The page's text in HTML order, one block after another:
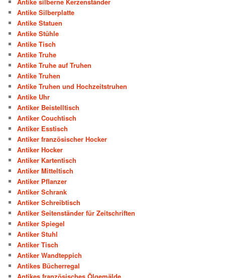
Antike Silberplatte
Antike Statuen
Antike Stühle
Antike Tisch
Antike Truhe
Antike Truhe auf Truhen
Antike Truhen
Antike Truhen und Hochzeitstruhen
Antike Uhr
Antiker Beistelltisch
Antiker Couchtisch
Antiker Esstisch
Antiker französischer Hocker
Antiker Hocker
Antiker Kartentisch
Antiker Mitteltisch
Antiker Pflanzer
Antiker Schrank
Antiker Schreibtisch
Antiker Seitenständer für Zeitschriften
Antiker Spiegel
Antiker Stuhl
Antiker Tisch
Antiker Wandteppich
Antikes Bücherregal
Antikes französisches Ölgemälde